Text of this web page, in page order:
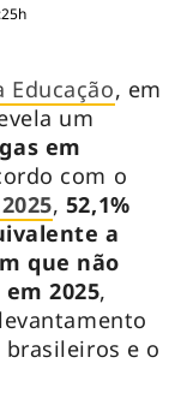
, em
um
em
com o
, 52,1%
a
que não
2025,
e o